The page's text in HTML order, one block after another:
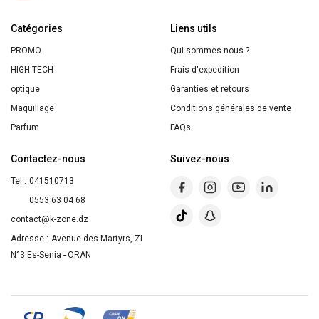
Longue
Tenue
Catégories
PROMO
HIGH-TECH
optique
Maquillage
Parfum
Liens utils
Qui sommes nous ?
Frais d'expedition
Garanties et retours
Conditions générales de vente
FAQs
Contactez-nous
Tel : 041510713
0553 63 04 68
contact@k-zone.dz
Adresse : Avenue des Martyrs, ZI
N°3 Es-Senia - ORAN
Suivez-nous